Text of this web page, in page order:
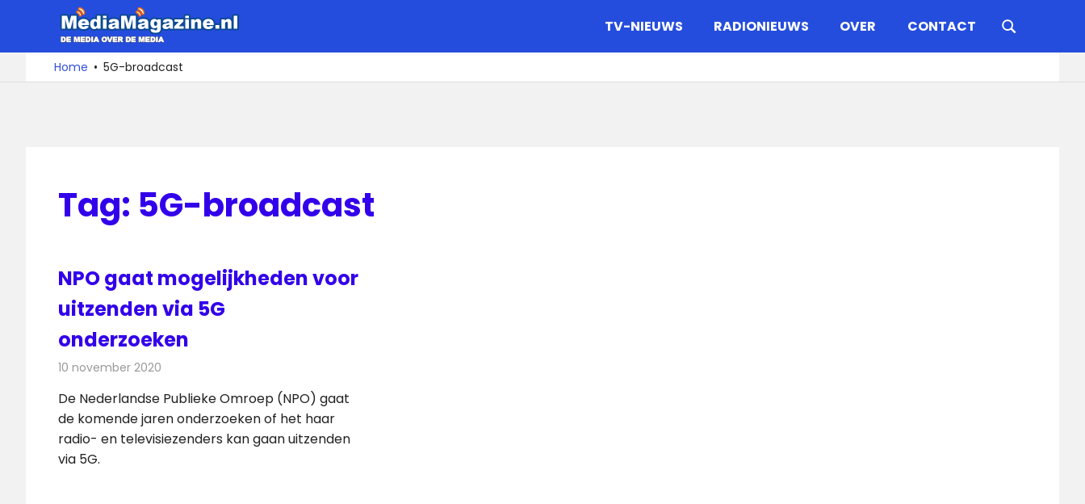
de
De
media
over
TV-NIEUWS RADIONIEUWS OVER CONTACT
Home 5G-broadcast
Tag: 5G-broadcast
NPO gaat mogelijkheden voor
uitzenden via 5G
onderzoeken
10 november 2020
De Nederlandse Publieke Omroep (NPO) gaat
de komende jaren onderzoeken of het haar
radio- en televisiezenders kan gaan uitzenden
via 5G.